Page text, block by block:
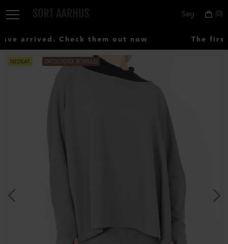
0
Søg
arrived. Check them out now The first
NEDSAT ØKOLOGISK BOMULD